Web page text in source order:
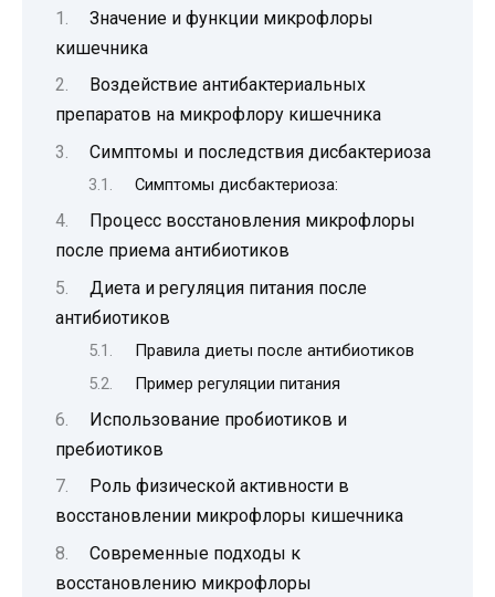
Значение и функции микрофлоры
кишечника
Воздействие антибактериальных
препаратов на микрофлору кишечника
Симптомы и последствия дисбактериоза
Симптомы дисбактериоза:
Процесс восстановления микрофлоры
после приема антибиотиков
Диета и регуляция питания после
антибиотиков
Правила диеты после антибиотиков
Пример регуляции питания
Использование пробиотиков и
пребиотиков
Роль физической активности в
восстановлении микрофлоры кишечника
Современные подходы к
восстановлению микрофлоры